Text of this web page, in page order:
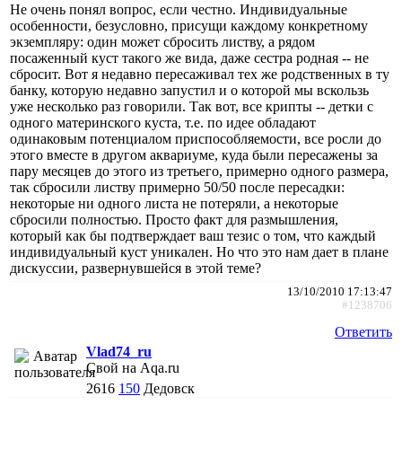
Не очень понял вопрос, если честно. Индивидуальные
особенности, безусловно, присущи каждому конкретному
экземпляру: один может сбросить листву, а рядом
посаженный куст такого же вида, даже сестра родная -- не
сбросит. Вот я недавно пересаживал тех же родственных в ту
банку, которую недавно запустил и о которой мы вскользь
уже несколько раз говорили. Так вот, все крипты -- детки с
одного материнского куста, т.е. по идее обладают
одинаковым потенциалом приспособляемости, все росли до
этого вместе в другом аквариуме, куда были пересажены за
пару месяцев до этого из третьего, примерно одного размера,
так сбросили листву примерно 50/50 после пересадки:
некоторые ни одного листа не потеряли, а некоторые
сбросили полностью. Просто факт для размышления,
который как бы подтверждает ваш тезис о том, что каждый
индивидуальный куст уникален. Но что это нам дает в плане
дискуссии, развернувшейся в этой теме?
13/10/2010 17:13:47
#1238706
Ответить
Vlad74_ru
Свой на Aqa.ru
2616 150 Дедовск